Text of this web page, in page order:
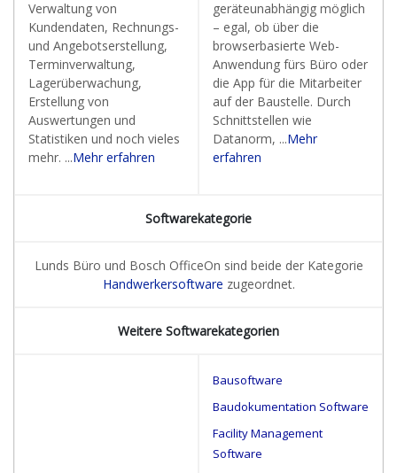
Verwaltung von
Kundendaten, Rechnungs-
und Angebotserstellung,
Terminverwaltung,
Lagerüberwachung,
Erstellung von
Auswertungen und
Statistiken und noch vieles
mehr. ...Mehr erfahren
geräteunabhängig möglich
– egal, ob über die
browserbasierte Web-
Anwendung fürs Büro oder
die App für die Mitarbeiter
auf der Baustelle. Durch
Schnittstellen wie
Datanorm, ...Mehr
erfahren
Softwarekategorie
Lunds Büro und Bosch OfficeOn sind beide der Kategorie
Handwerkersoftware zugeordnet.
Weitere Softwarekategorien
Bausoftware
Baudokumentation Software
Facility Management
Software